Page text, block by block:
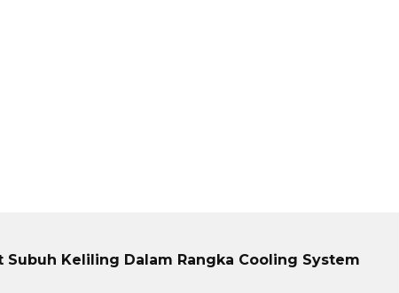
Keliling Dalam Rangka Cooling System